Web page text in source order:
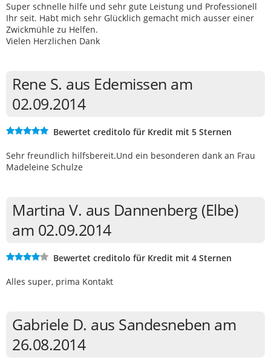
Super schnelle hilfe und sehr gute Leistung und Professionell
Ihr seit. Habt mich sehr Glücklich gemacht mich ausser einer
Zwickmühle zu Helfen.
Vielen Herzlichen Dank
Rene S. aus Edemissen am
02.09.2014
Bewertet creditolo für Kredit mit 5 Sternen
Sehr freundlich hilfsbereit.Und ein besonderen dank an Frau
Madeleine Schulze
Martina V. aus Dannenberg (Elbe)
am 02.09.2014
Bewertet creditolo für Kredit mit 4 Sternen
Alles super, prima Kontakt
Gabriele D. aus Sandesneben am
26.08.2014